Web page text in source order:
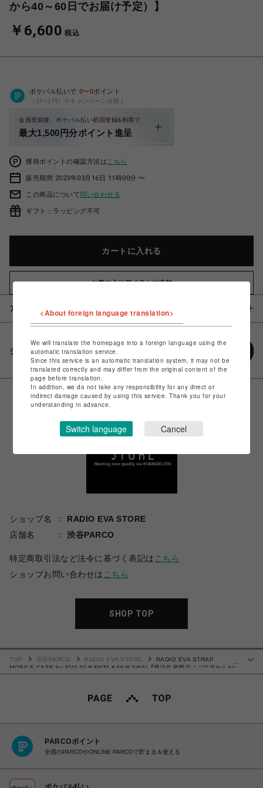
から40～60日でお届け予定）】
￥6,600 税込
ポケパル払いで 0〜0ポイント
（1P=1円）※キャンペーン分除く
会員登録後、ポケパル払い初回登録&利用で
最大1,500円分ポイント進呈
獲得ポイントの確認方法は こちら
販売期間 2023年03月16日 11時00分 〜
この商品について問い合わせる
ギフト：ラッピング不可
カートに入れる
お気に入りアイテムに追加
アイテム説明 / 素材
シェアする
ショップ名
RADIO EVA STORE
店舗名
渋谷PARCO
特定商取引法など法令に基づく表記は こちら
ショップお問い合わせは こちら
SHOP TOP
TOP 渋谷PARCO RADIO EVA STORE
RADIO EVA STRAP
MOBILE CASE by EVA-01(KENTA KAKIKAWA)【受注生産商品（ご注文から40
～60日でお届け予定）】
PARCOポイント
全国のPARCOやONLINE PARCOで貯まる＆使える
<About foreign language translation>
We will translate the homepage into a foreign language using the
automatic translation service.
Since this service is an automatic translation system, it may not be
translated correctly and may differ from the original content of the
page before translation.
In addition, we do not take any responsibility for any direct or
indirect damage caused by using this service. Thank you for your
understanding in advance.
Switch language Cancel